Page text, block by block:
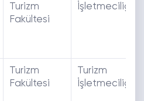
Turizm
Fakültesi
İşletmeciliği
Turizm
Fakültesi
Turizm
İşletmeciliği